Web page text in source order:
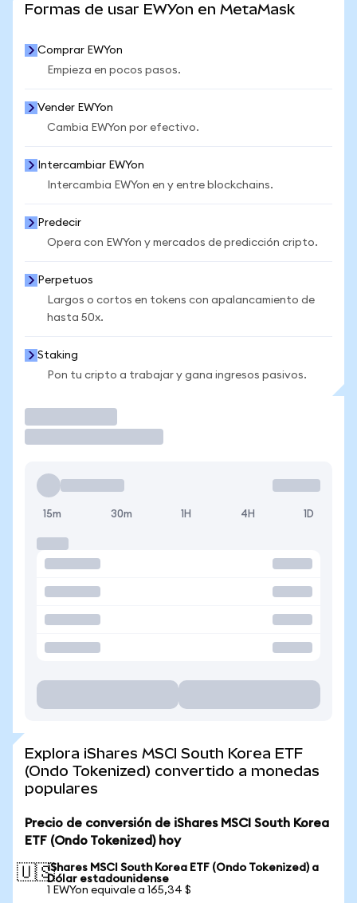
Formas de usar EWYon en MetaMask
Comprar EWYon
Empieza en pocos pasos.
Vender EWYon
Cambia EWYon por efectivo.
Intercambiar EWYon
Intercambia EWYon en y entre blockchains.
Predecir
Opera con EWYon y mercados de predicción cripto.
Perpetuos
Largos o cortos en tokens con apalancamiento de
hasta 50x.
Staking
Pon tu cripto a trabajar y gana ingresos pasivos.
15m 30m 1H 4H 1D
Explora iShares MSCI South Korea ETF
(Ondo Tokenized) convertido a monedas
populares
Precio de conversión de iShares MSCI South Korea
ETF (Ondo Tokenized) hoy
🇺🇸iShares MSCI South Korea ETF (Ondo Tokenized) a
Dólar estadounidense
1 EWYon equivale a 165,34 $